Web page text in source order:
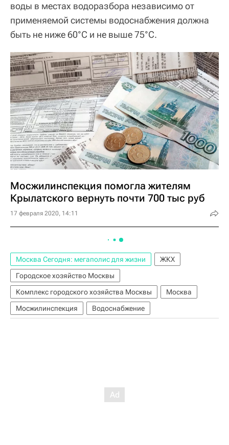
воды в местах водоразбора независимо от
применяемой системы водоснабжения должна
быть не ниже 60°C и не выше 75°C.
Мосжилинспекция помогла жителям
Крылатского вернуть почти 700 тыс руб
17 февраля 2020, 14:11
Москва Сегодня: мегаполис для жизни
ЖКХ
Городское хозяйство Москвы
Комплекс городского хозяйства Москвы
Москва
Мосжилинспекция
Водоснабжение